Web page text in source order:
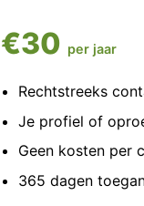
€30 per jaar
Rechtstreeks
Je profiel of
Geen kosten per
365 dagen